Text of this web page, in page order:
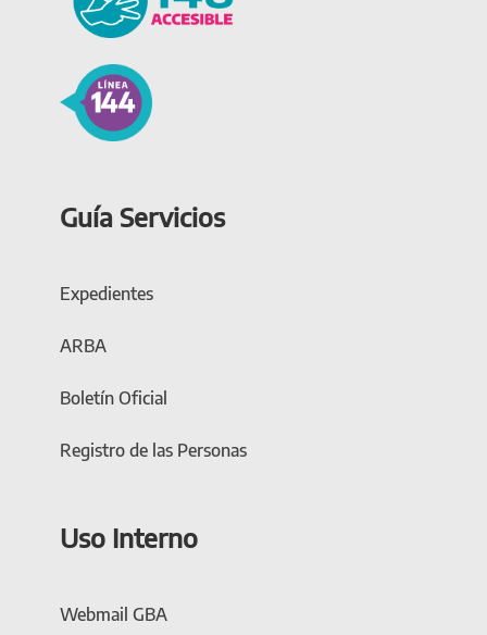
Guía Servicios
Expedientes
ARBA
Boletín Oficial
Registro de las Personas
Uso Interno
Webmail GBA